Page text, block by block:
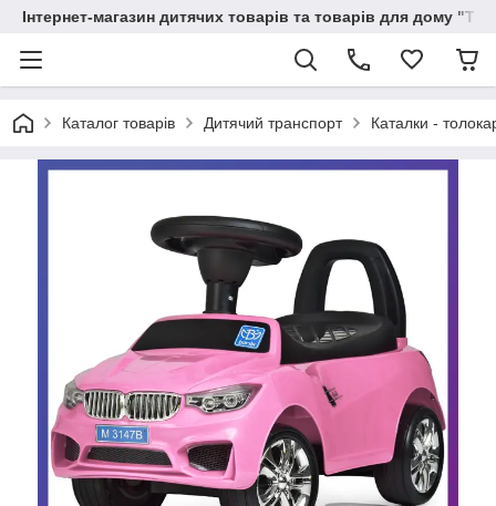
Інтернет-магазин дитячих товарів та товарів для дому
Каталог товарів Дитячий транспорт Каталки -